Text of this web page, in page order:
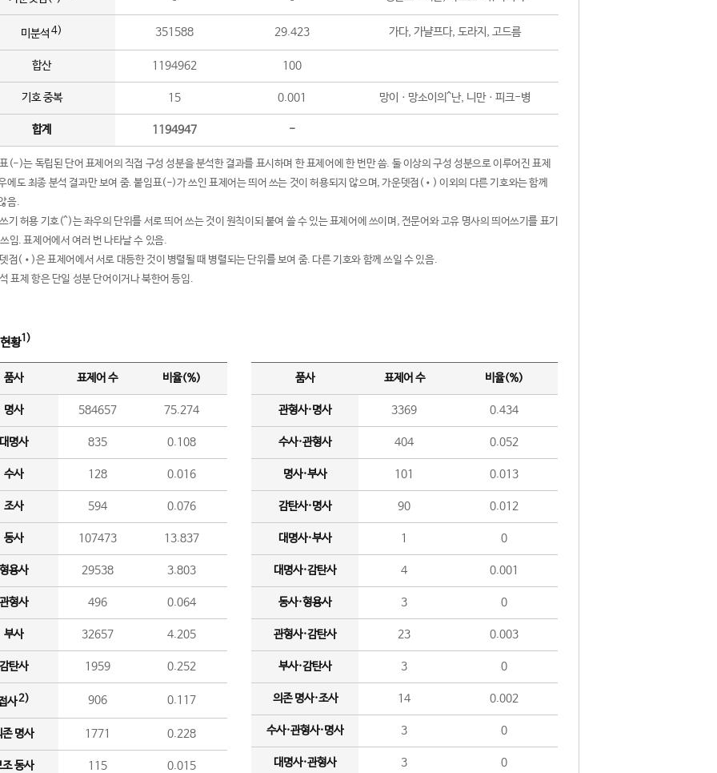
미분석 4) 351588 29.423 가다, 가냘프다, 도라지, 고드름
합산 1194962 100
기호 중복 15 0.001 망이ㆍ망소이의^난, 니만ㆍ피크-병
합계 1194947 -
(-)는 독립된 단어 표제어의 직접 구성 성분을 분석한 결과를 표시하며 한 표제어에 한 번만 씀. 둘 이상의 구성 성분으로 이루어진 표제
에도 최종 분석 결과만 보여 줌. 붙임표(-)가 쓰인 표제어는 띄어 쓰는 것이 허용되지 않으며, 가운뎃점(•) 이외의 다른 기호와는 함께
음.
기 허용 기호(^)는 좌우의 단위를 서로 띄어 쓰는 것이 원칙이되 붙여 쓸 수 있는 표제어에 쓰이며, 전문어와 고유 명사의 띄어쓰기를 표기
임. 표제어에서 여러 번 나타날 수 있음.
점(•)은 표제어에서 서로 대등한 것이 병렬될 때 병렬되는 단위를 보여 줌. 다른 기호와 함께 쓰일 수 있음.
표제 항은 단일 성분 단어이거나 북한어 등임.
황1)
품사 표제어 수 비율(%)
명사 584657 75.274
명사 835 0.108
수사 128 0.016
조사 594 0.076
동사 107473 13.837
용사 29538 3.803
형사 496 0.064
부사 32657 4.205
탄사 1959 0.252
사2) 906 0.117
존 명사 1771 0.228
조 동사 115 0.015
품사 표제어 수 비율(%)
관형사·명사 3369 0.434
수사·관형사 404 0.052
명사·부사 101 0.013
감탄사·명사 90 0.012
대명사·부사 1 0
대명사·감탄사 4 0.001
동사·형용사 3 0
관형사·감탄사 23 0.003
부사·감탄사 3 0
의존 명사·조사 14 0.002
수사·관형사·명사 3 0
대명사·관형사 3 0